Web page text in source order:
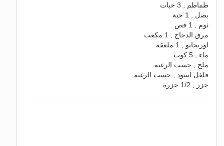
طماطم , 3 حبات
بصل , 1 حبة
ثوم , 1 فص
مرق الدجاج , 1 مكعب
اوريجانو , 1 ملعقة
ماء , 5 كوب
ملح , حسب الرغبة
فلفل اسود , حسب الرغبة
جزر , 1/2 جزرة